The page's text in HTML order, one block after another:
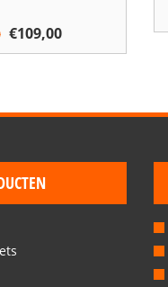
Oorspronkelijke
prijs
€109,00Huidige
prijs